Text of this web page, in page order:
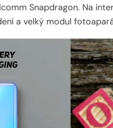
Snapdragon. Na
a velký modul